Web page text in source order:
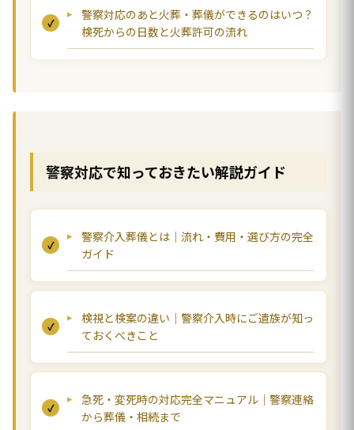
警察対応のあと火葬・葬儀ができるのはいつ？
検死からの日数と火葬許可の流れ
警察対応で知っておきたい解説ガイド
警察介入葬儀とは｜流れ・費用・選び方の完全
ガイド
検視と検案の違い｜警察介入時にご遺族が知っ
ておくべきこと
急死・変死時の対応完全マニュアル｜警察連絡
から葬儀・相続まで